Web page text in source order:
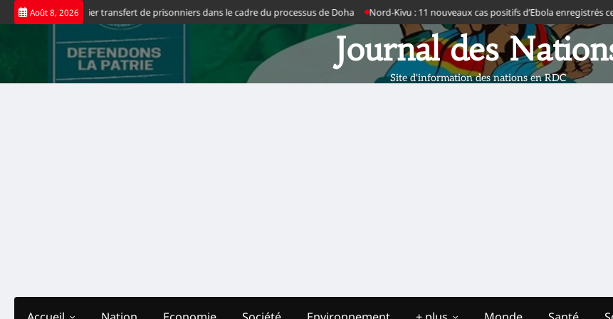
Skip
to
Août 8, 2026
saluent le premier transfert de prisonniers dans le cadre du processus de Doha Nord-Kivu : 11 nouveaux cas positifs d’Ebola enregistrés ce
Journal des
Site d'information des nations en RDC